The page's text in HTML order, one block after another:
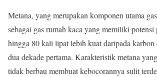
Metana, yang merupakan komponen utama
sebagai gas rumah kaca yang memiliki potensi
hingga 80 kali lipat lebih kuat daripada karbon
dua dekade pertama. Karakteristik metana
tidak berbau membuat kebocorannya sulit